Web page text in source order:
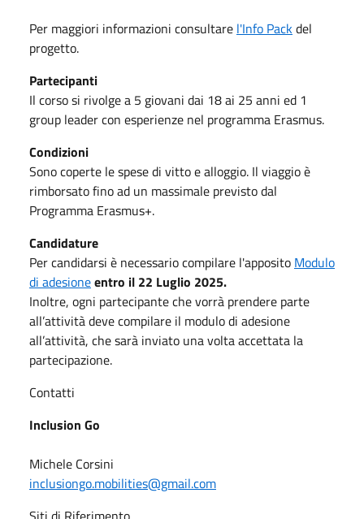
Per maggiori informazioni consultare l'Info Packdel
progetto.
Partecipanti
Il corso si rivolge a 5 giovani dai 18 ai 25 anni ed 1
group leader con esperienze nel programma Erasmus.
Condizioni
Sono coperte le spese di vitto e alloggio. Il viaggio è
rimborsato fino ad un massimale previsto dal
Programma Erasmus+.
Candidature
Per candidarsi è necessario compilare l'apposito Modulo
di adesioneentro il 22 Luglio 2025.
Inoltre, ogni partecipante che vorrà prendere parte
all’attività deve compilare il modulo di adesione
all’attività, che sarà inviato una volta accettata la
partecipazione.
Contatti
Inclusion Go
Michele Corsini
inclusiongo.mobilities@gmail.com